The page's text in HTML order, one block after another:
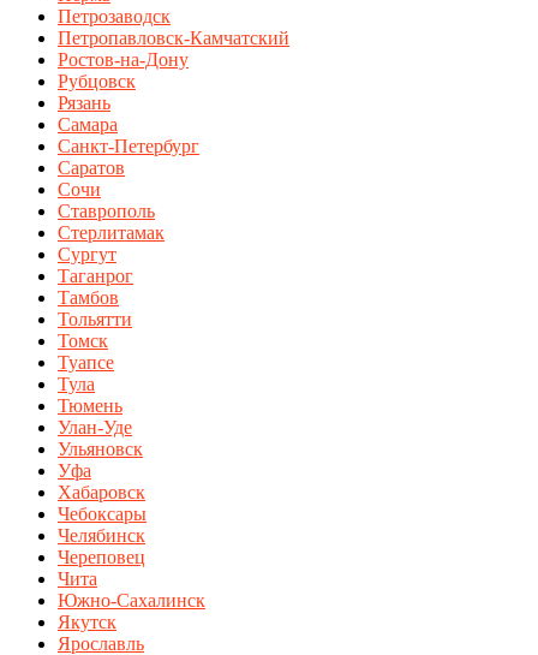
Петрозаводск
Петропавловск-Камчатский
Ростов-на-Дону
Рубцовск
Рязань
Самара
Санкт-Петербург
Саратов
Сочи
Ставрополь
Стерлитамак
Сургут
Таганрог
Тамбов
Тольятти
Томск
Туапсе
Тула
Тюмень
Улан-Уде
Ульяновск
Уфа
Хабаровск
Чебоксары
Челябинск
Череповец
Чита
Южно-Сахалинск
Якутск
Ярославль